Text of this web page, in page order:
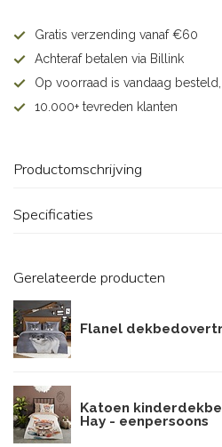
Gratis verzending vanaf €60
Achteraf betalen via Billink
Op voorraad is vandaag
10.000+ tevreden klanten
Productomschrijving
Specificaties
Gerelateerde producten
Flanel
Katoen
Hay - eenpersoons